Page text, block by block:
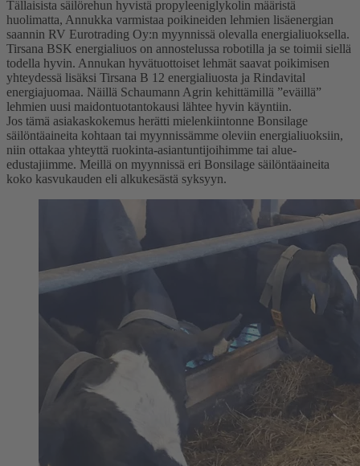
Tällaisista säilörehun hyvistä propyleeniglykolin määristä
huolimatta, Annukka varmistaa poikineiden lehmien lisäenergian
saannin RV Eurotrading Oy:n myynnissä olevalla energialiuoksella.
Tirsana BSK energialiuos on annostelussa robotilla ja se toimii siellä
todella hyvin. Annukan hyvätuottoiset lehmät saavat poikimisen
yhteydessä lisäksi Tirsana B 12 energialiuosta ja Rindavital
energiajuomaa. Näillä Schaumann Agrin kehittämillä ”eväillä”
lehmien uusi maidontuotantokausi lähtee hyvin käyntiin.
Jos tämä asiakaskokemus herätti mielenkiintonne Bonsilage
säilöntäaineita kohtaan tai myynnissämme oleviin energialiuoksiin,
niin ottakaa yhteyttä ruokinta-asiantuntijoihimme tai alue-
edustajiimme. Meillä on myynnissä eri Bonsilage säilöntäaineita
koko kasvukauden eli alkukesästä syksyyn.